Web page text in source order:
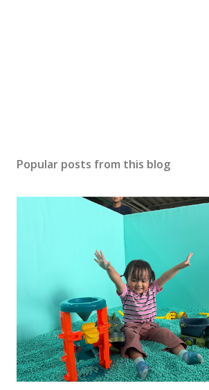
Popular posts from this blog